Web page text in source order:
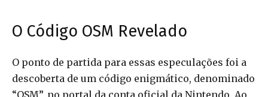
O Código OSM Revelado
O ponto de partida para essas especulações foi a
descoberta de um código enigmático, denominado